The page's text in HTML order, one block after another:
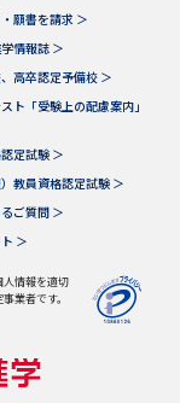
ムから探す
ブ
願書を請求 ＞
情報誌 ＞
高卒認定予備校 ＞
ト「受験上の配慮案内」
定試験 ＞
教員資格認定試験 ＞
ご質問 ＞
＞
人情報を適切
業者です。